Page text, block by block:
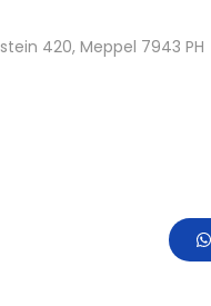
420, Meppel 7943 PH